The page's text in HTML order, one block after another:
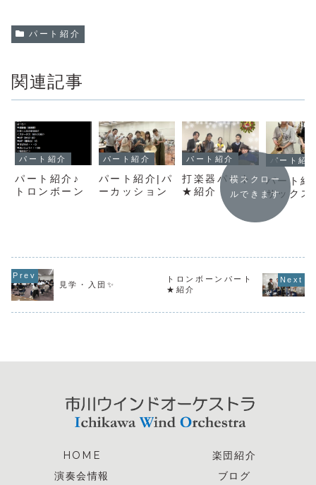
パート紹介
関連記事
パート紹介
パート紹介♪
トロンボーン
パート紹介
パート紹介|パ
ーカッション
パート紹介
打楽器パート
★紹介
パート紹
パート紹
サックス
横スクロー
ルできます
見学・入団✨
トロンボーンパート
★紹介
HOME
楽団紹介
演奏会情報
ブログ